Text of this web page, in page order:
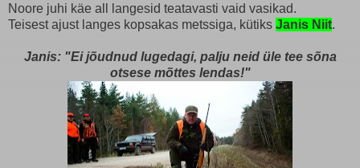
Noore juhi käe all langesid teatavasti vaid vasikad.
Teisest ajust langes kopsakas metssiga, kütiks Janis Niit.
Janis: "Ei jõudnud lugedagi, palju neid üle tee sõna
otsese mõttes lendas!"